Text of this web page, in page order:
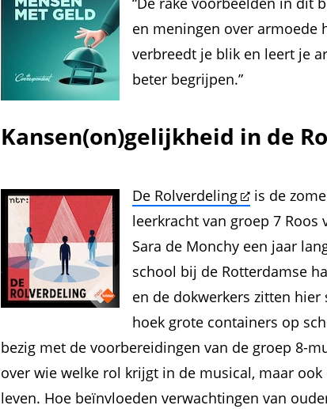
en meningen over armoede
verbreedt je blik en leert je
beter begrijpen.”
Kansen(on)gelijkheid in de
De Rolverdeling
is de
leerkracht van groep 7
Sara de Monchy een jaar
school bij de Rotterdamse
en de dokwerkers zitten
hoek grote containers op
bezig met de voorbereidingen van de groep 8-
over wie welke rol krijgt in de musical, maar
leven. Hoe beïnvloeden verwachtingen van